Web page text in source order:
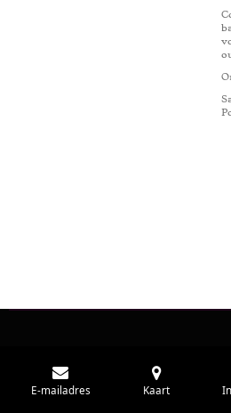
E-mailadres Kaart